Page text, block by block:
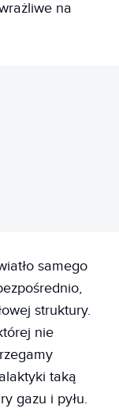
na
samego
struktury.
nie
taką
gazu i pyłu.